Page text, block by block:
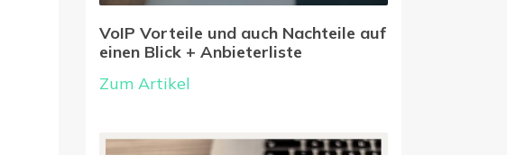
VoIP Vorteile und auch Nachteile auf
einen Blick + Anbieterliste
Zum Artikel